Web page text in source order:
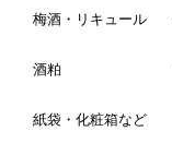
梅酒・リキュール
酒粕
紙袋・化粧箱など